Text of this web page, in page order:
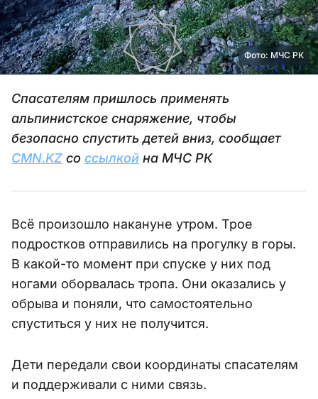
Фото: МЧС РК
Спасателям пришлось применять
альпинистское снаряжение, чтобы
безопасно спустить детей вниз, сообщает
CMN.KZ со ссылкой на МЧС РК
Всё произошло накануне утром. Трое
подростков отправились на прогулку в горы.
В какой-то момент при спуске у них под
ногами оборвалась тропа. Они оказались у
обрыва и поняли, что самостоятельно
спуститься у них не получится.
Дети передали свои координаты спасателям
и поддерживали с ними связь.